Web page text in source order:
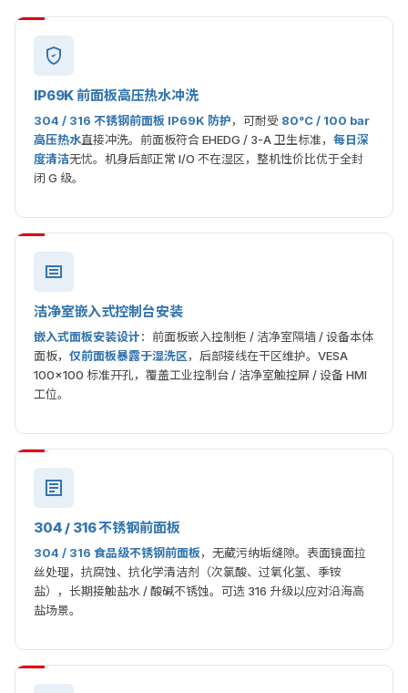
IP69K 前面板高压热水冲洗
304 / 316 不锈钢前面板 IP69K 防护，可耐受 80°C / 100 bar
高压热水直接冲洗。前面板符合 EHEDG / 3-A 卫生标准， 每日深
度清洁无忧。机身后部正常 I/O 不在湿区，整机性价比优于全封
闭 G 级。
洁净室嵌入式控制台安装
嵌入式面板安装设计：前面板嵌入控制柜 / 洁净室隔墙 / 设备本体
面板， 仅前面板暴露于湿洗区，后部接线在干区维护。VESA
100×100 标准开孔，覆盖工业控制台 / 洁净室触控屏 / 设备 HMI
工位。
304 / 316 不锈钢前面板
304 / 316 食品级不锈钢前面板，无藏污纳垢缝隙。表面镜面拉
丝处理，抗腐蚀、抗化学清洁剂（次氯酸、过氧化氢、季铵
盐），长期接触盐水 / 酸碱不锈蚀。可选 316 升级以应对沿海高
盐场景。